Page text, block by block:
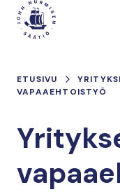
Hyppää
sisältöön
Päävalikko
ETUSIVU
VAPAAEHTOISTYÖ